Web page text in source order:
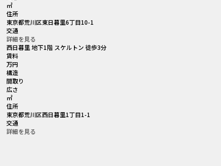
㎡
住所
東京都荒川区東日暮里6丁目10-1
交通
詳細を見る
西日暮里 地下1階 スケルトン 徒歩3分
賃料
万円
構造
間取り
広さ
㎡
住所
東京都荒川区西日暮里1丁目1-1
交通
詳細を見る